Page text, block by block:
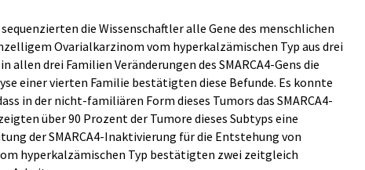
die Wissenschaftler alle Gene des menschlichen
Ovarialkarzinom vom hyperkalzämischen Typ aus drei
allen drei Familien Veränderungen des SMARCA4-Gens die
einer vierten Familie bestätigten diese Befunde. Es konnte
in der nicht-familiären Form dieses Tumors das SMARCA4-
über 90 Prozent der Tumore dieses Subtyps eine
der SMARCA4-Inaktivierung für die Entstehung von
hyperkalzämischen Typ bestätigten zwei zeitgleich